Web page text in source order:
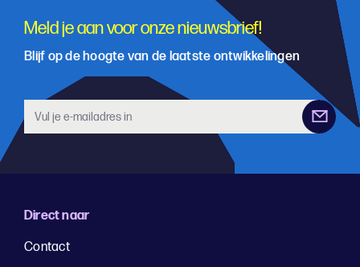
Meld je aan voor onze nieuwsbrief!
Blijf op de hoogte van de laatste ontwikkelingen
Direct naar
Contact